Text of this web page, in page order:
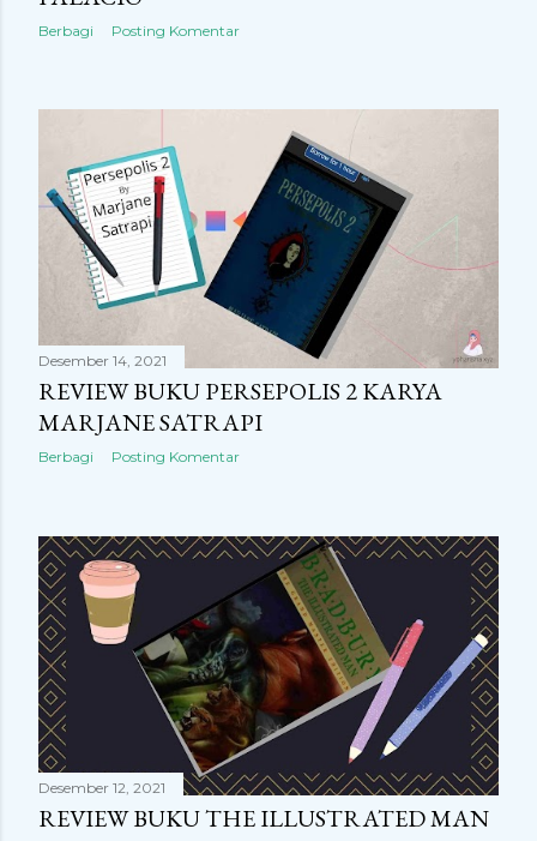
Berbagi Posting Komentar
Desember 14, 2021
REVIEW BUKU PERSEPOLIS 2 KARYA
MARJANE SATRAPI
Berbagi Posting Komentar
Desember 12, 2021
REVIEW BUKU THE ILLUSTRATED MAN